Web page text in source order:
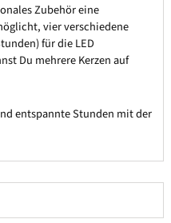
Zubehör eine
vier verschiedene
für die LED
Du mehrere Kerzen auf
entspannte Stunden mit der